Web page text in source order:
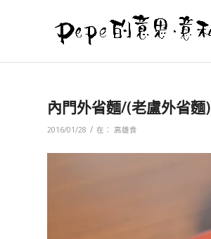
內門外省麵/(老盧外省
2016/01/28 / 在： 高雄食